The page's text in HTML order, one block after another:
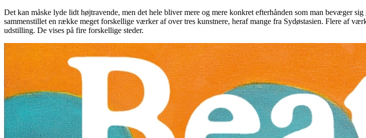
Det kan måske lyde lidt højtravende, men det hele bliver mere og mere konkret efterhånden som man bevæger
sammenstillet en række meget forskellige værker af over tres kunstnere, heraf mange fra Sydøstasien. Flere af
udstilling. De vises på fire forskellige steder.